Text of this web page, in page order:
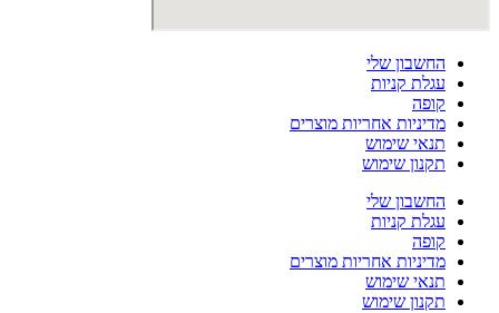
החשבון שלי
עגלת קניות
קופה
מדיניות אחריות מוצרים
תנאי שימוש
תקנון שימוש
החשבון שלי
עגלת קניות
קופה
מדיניות אחריות מוצרים
תנאי שימוש
תקנון שימוש